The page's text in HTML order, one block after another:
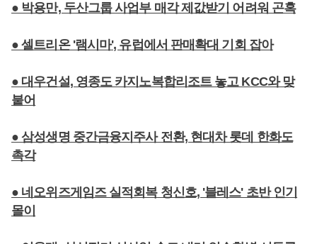
● 박용만, 두산그룹 사업부 매각 제값받기 어려워 곤혹
● 셀트리온 '램시마', 유럽에서 판매확대 기회 잡아
● 대우건설, 영종도 카지노복합리조트 놓고 KCC와 맞
붙어
● 삼성생명 중간금융지주사 전환, 현대차 롯데 한화도
촉각
● 네오위즈게임즈 실적회복 청신호, '블레스' 초반 인기
몰이